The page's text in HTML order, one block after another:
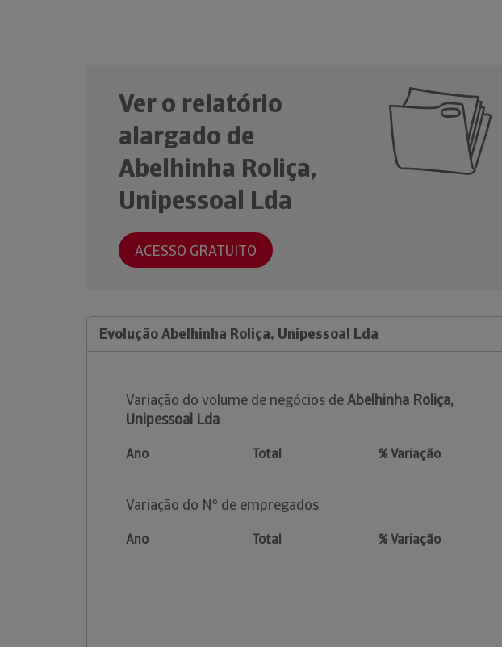
Ver o relatório
alargado de
Abelhinha Roliça,
Unipessoal Lda
ACESSO GRATUITO
Evolução Abelhinha Roliça, Unipessoal Lda
Variação do volume de negócios deAbelhinha Roliça,
Unipessoal Lda
Ano Total % Variação
Variação do Nº de empregados
Ano Total % Variação